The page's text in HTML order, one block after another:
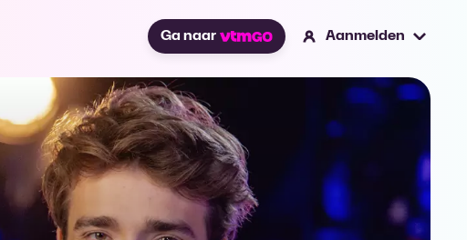
Ga naar Aanmelden